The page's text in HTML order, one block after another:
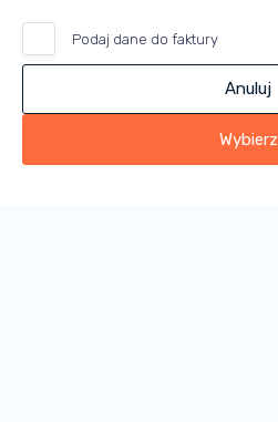
Podaj dane do faktury
Anuluj
Wybierz